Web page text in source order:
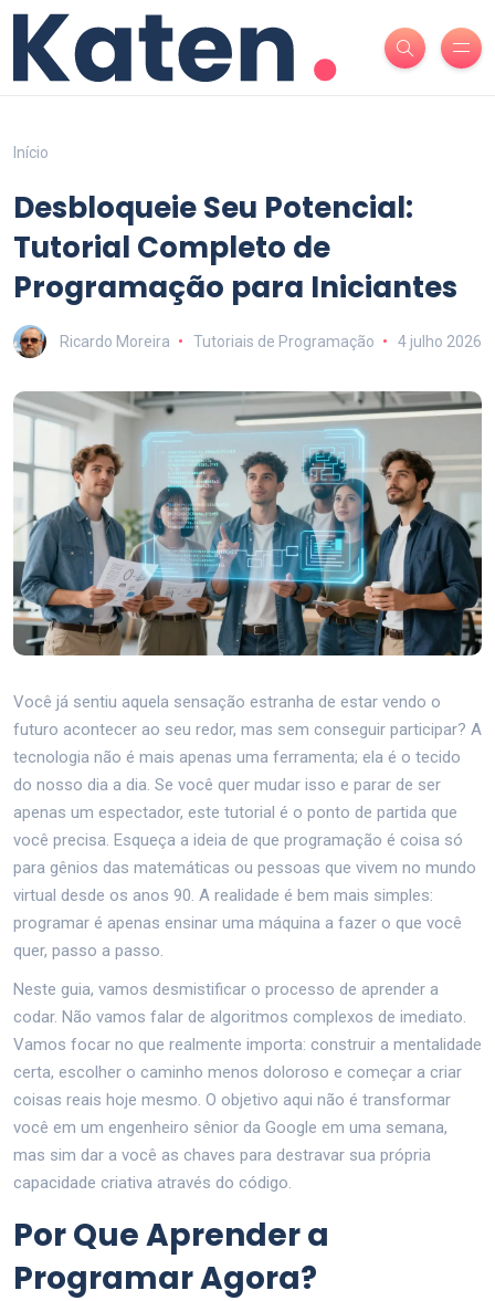
Início
Desbloqueie Seu Potencial:
Tutorial Completo de
Programação para Iniciantes
Ricardo Moreira Tutoriais de Programação 4 julho 2026
Você já sentiu aquela sensação estranha de estar vendo o
futuro acontecer ao seu redor, mas sem conseguir participar? A
tecnologia não é mais apenas uma ferramenta; ela é o tecido
do nosso dia a dia. Se você quer mudar isso e parar de ser
apenas um espectador, este tutorial é o ponto de partida que
você precisa. Esqueça a ideia de que programação é coisa só
para gênios das matemáticas ou pessoas que vivem no mundo
virtual desde os anos 90. A realidade é bem mais simples:
programar é apenas ensinar uma máquina a fazer o que você
quer, passo a passo.
Neste guia, vamos desmistificar o processo de aprender a
codar. Não vamos falar de algoritmos complexos de imediato.
Vamos focar no que realmente importa: construir a mentalidade
certa, escolher o caminho menos doloroso e começar a criar
coisas reais hoje mesmo. O objetivo aqui não é transformar
você em um engenheiro sênior da Google em uma semana,
mas sim dar a você as chaves para destravar sua própria
capacidade criativa através do código.
Por Que Aprender a
Programar Agora?